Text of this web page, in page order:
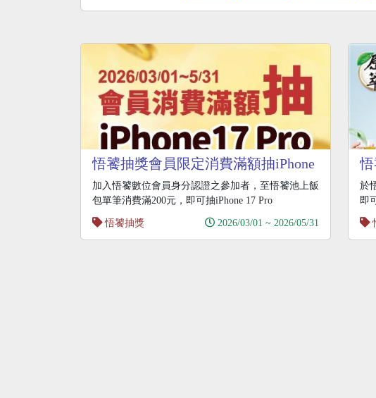
悟饕抽獎會員限定消費滿額抽iPhone
17 Pro
加入悟饕數位會員身分認證之參加者，至悟饕池上飯
包單筆消費滿200元，即可抽iPhone 17 Pro
悟饕抽獎
2026/03/01 ~ 2026/05/31
於
即
至